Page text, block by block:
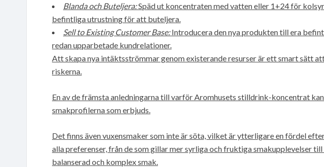
Blanda och Buteljera:Späd ut koncentraten med vatten eller 1+24 för
befintliga utrustning för att buteljera.
Sell to Existing Customer Base:Introducera den nya produkten till era
redan upparbetade kundrelationer.
Att skapa nya intäktsströmmar genom existerande resurser är ett smart sätt
riskerna.
En av de främsta anledningarna till varför Aromhusets stilldrink-koncentrat
smakprofilerna som erbjuds.
Det finns även vuxensmaker som inte är söta, vilket är ytterligare en fördel
alla preferenser, från de som gillar mer syrliga och fruktiga smakupplevelser
balanserad och komplex smak.